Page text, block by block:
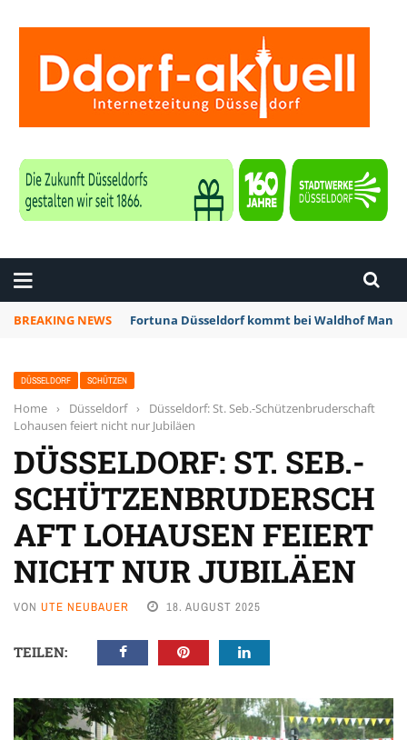
BREAKING NEWS Fortuna Düsseldorf kommt bei Waldhof
DÜSSELDORF SCHÜTZEN
Home › Düsseldorf ›
Düsseldorf: St. Seb.-Schützenbruderschaft
Lohausen feiert nicht nur Jubiläen
DÜSSELDORF: ST. SEB.-
SCHÜTZENBRUDERSCH
AFT LOHAUSEN FEIERT
NICHT NUR JUBILÄEN
VON UTE NEUBAUER 18. AUGUST 2025
TEILEN: